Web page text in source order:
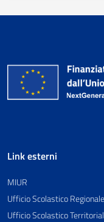
Link esterni
MIUR
Ufficio Scolastico Regionale
Ufficio Scolastico